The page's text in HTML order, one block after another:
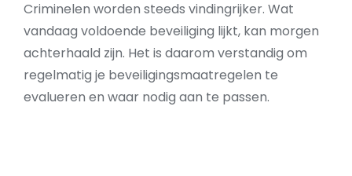
Criminelen worden steeds vindingrijker. Wat
vandaag voldoende beveiliging lijkt, kan morgen
achterhaald zijn. Het is daarom verstandig om
regelmatig je beveiligingsmaatregelen te
evalueren en waar nodig aan te passen.